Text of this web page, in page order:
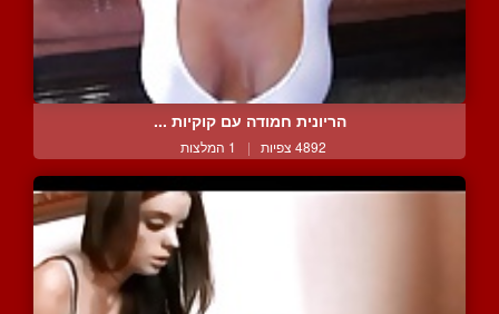
הריונית חמודה עם קוקיות ...
4892 צפיות | 1 המלצות